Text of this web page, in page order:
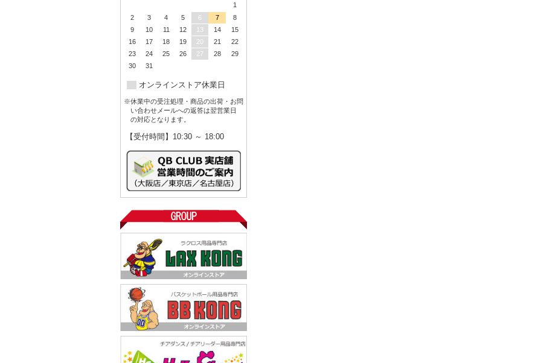
1
2
3 4 5 6 7
8
9
10 11 12 13 14
15
16
17 18 19 20 21
22
23
24 25 26 27 28
29
30
31
オンラインストア休業日
※休業中の受注処理・商品の出荷・お問
い合わせメールへの返答は翌営業日
の対応となります。
【受付時間】10:30 ～ 18:00